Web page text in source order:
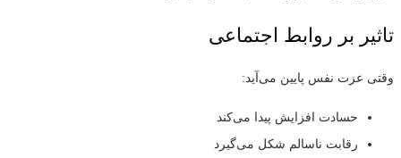
تاثیر بر روابط اجتماعی
وقتی عزت نفس پایین می‌آید:
حسادت افزایش پیدا می‌کند
رقابت ناسالم شکل می‌گیرد